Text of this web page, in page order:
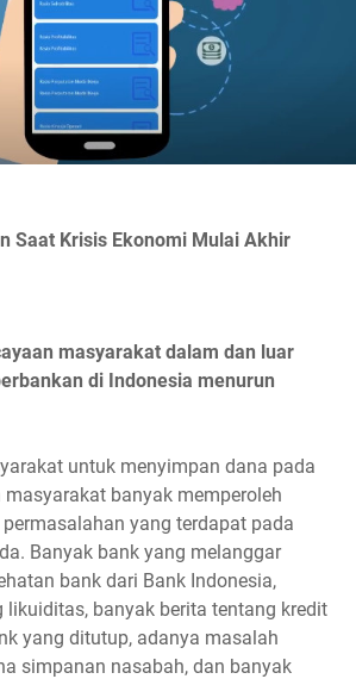
Saat Krisis Ekonomi Mulai Akhir
masyarakat dalam dan luar
di Indonesia menurun
untuk menyimpan dana pada
masyarakat banyak memperoleh
yang terdapat pada
Banyak bank yang melanggar
bank dari Bank Indonesia,
likuiditas, banyak berita tentang kredit
yang ditutup, adanya masalah
simpanan nasabah, dan banyak